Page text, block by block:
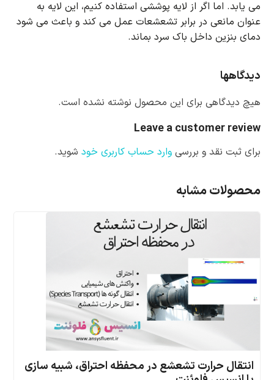
می یابد. اما اگر از لایه پوششی استفاده کنیم، این لایه به
عنوان مانعی در برابر تشعشعات عمل می کند و باعث می شود
دمای بنزین داخل باک سرد بماند.
دیدگاهها
هیچ دیدگاهی برای این محصول نوشته نشده است.
Leave a customer review
برای ثبت نقد و بررسیوارد حساب کاربری خود شوید.
محصولات مشابه
انتقال حرارت تشعشع در محفظه احتراق، شبیه سازی